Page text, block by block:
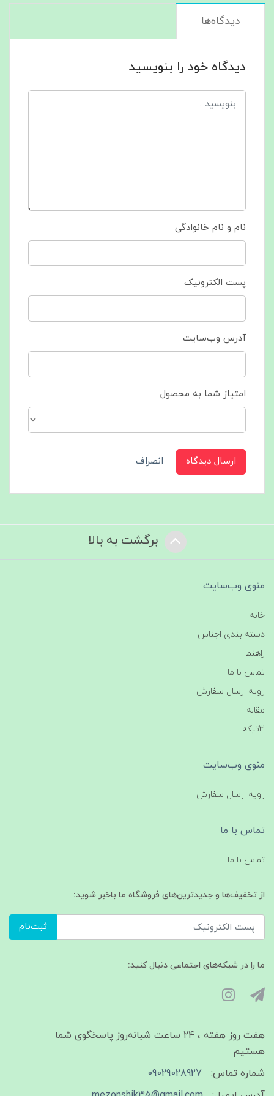
دیدگاه‌ها
دیدگاه خود را بنویسید
نام و نام خانوادگی
پست الکترونیک
آدرس وب‌سایت
امتیاز شما به محصول
ارسال دیدگاه انصراف
برگشت به بالا
منوی وب‌سایت
خانه
دسته بندی اجناس
راهنما
تماس با ما
رویه ارسال سفارش
مقاله
3تیکه
منوی وب‌سایت
رویه ارسال سفارش
تماس با ما
تماس با ما
از تخفیف‌ها و جدیدترین‌های فروشگاه ما باخبر شوید:
ثبت‌نام
ما را در شبکه‌های اجتماعی دنبال کنید:
هفت روز هفته ، ۲۴ ساعت شبانه‌روز پاسخگوی شما
هستیم
شماره تماس:
09029028927